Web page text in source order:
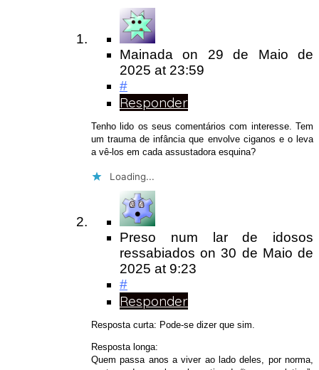
Mainada on 29 de Maio de
2025 at 23:59
#
Responder
Tenho lido os seus comentários com interesse. Tem
um trauma de infância que envolve ciganos e o leva
a vê-los em cada assustadora esquina?
Loading...
Preso num lar de idosos
ressabiados on30 de Maio de
2025 at 9:23
#
Responder
Resposta curta: Pode-se dizer que sim.
Resposta longa:
Quem passa anos a viver ao lado deles, por norma,